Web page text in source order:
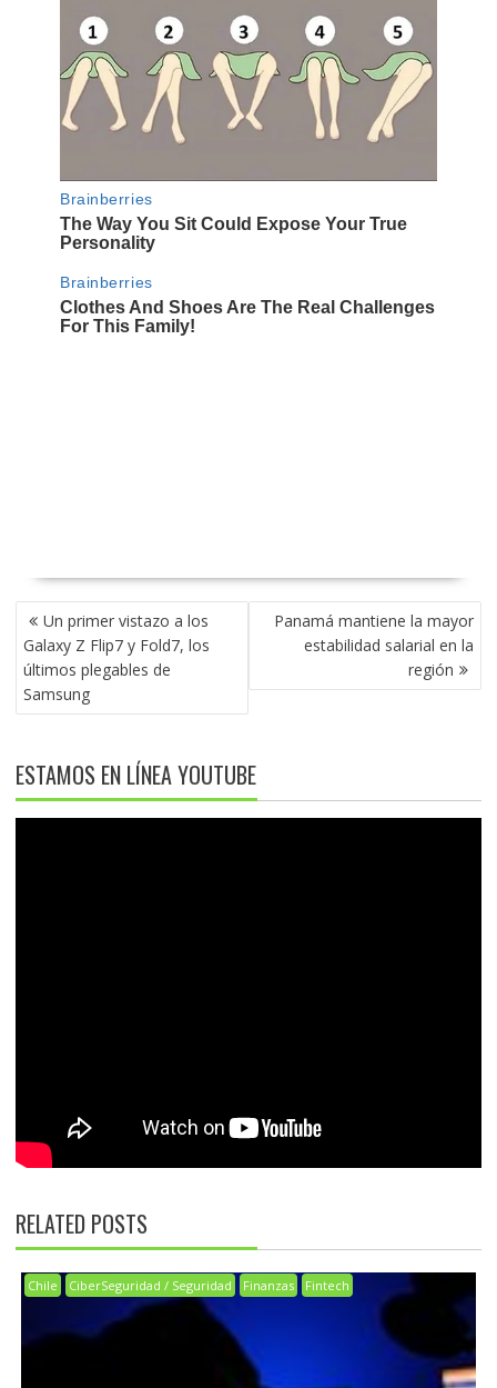
NAVEGACIÓN
DE
ENTRADAS
Un primer vistazo a los
Galaxy Z Flip7 y Fold7, los
últimos plegables de
Samsung
Panamá mantiene la mayor
estabilidad salarial en la
región
ESTAMOS EN LÍNEA YOUTUBE
RELATED POSTS
Chile CiberSeguridad / Seguridad Finanzas Fintech